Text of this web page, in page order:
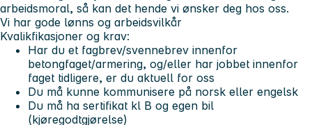
arbeidsmoral, så kan det hende vi ønsker deg hos oss.
Vi har gode lønns og arbeidsvilkår
Kvalikfikasjoner og krav:
Har du et fagbrev/svennebrev innenfor
betongfaget/armering, og/eller har jobbet innenfor
faget tidligere, er du aktuell for oss
Du må kunne kommunisere på norsk eller engelsk
Du må ha sertifikat kl B og egen bil
(kjøregodtgjørelse)